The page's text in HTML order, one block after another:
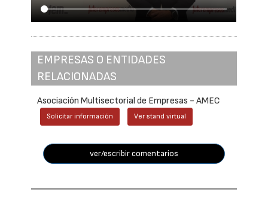
EMPRESAS O ENTIDADES
RELACIONADAS
Asociación Multisectorial de Empresas - AMEC
Solicitar información Ver stand virtual
ver/escribir comentarios